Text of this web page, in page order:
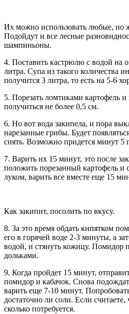
Их можно использовать любые, но
Подойдут и все лесные
шампиньоны.
4. Поставить кастрюлю с водой на
литра. Супа из такого количества
получится 3 литра, то есть на 5-6
5. Порезать ломтиками картофель
получиться не более 0,5 см.
6. Но вот вода закипела, и пора
нарезанные грибы. Будет
снять. Возможно придется минут 5
7. Варить их 15 минут, это после
положить порезанный картофель и
луком, варить все вместе еще 15
Как закипит, посолить по вкусу.
8. За это время обдать кипятком
его в горячей воде 2-3 минуты, а
водой, и стянуть кожицу. Помидор
дольками.
9. Когда пройдет 15 минут,
помидор и кабачок. Снова
варить еще 7-10 минут.
достаточно ли соли. Если считаете,
сколько потребуется.